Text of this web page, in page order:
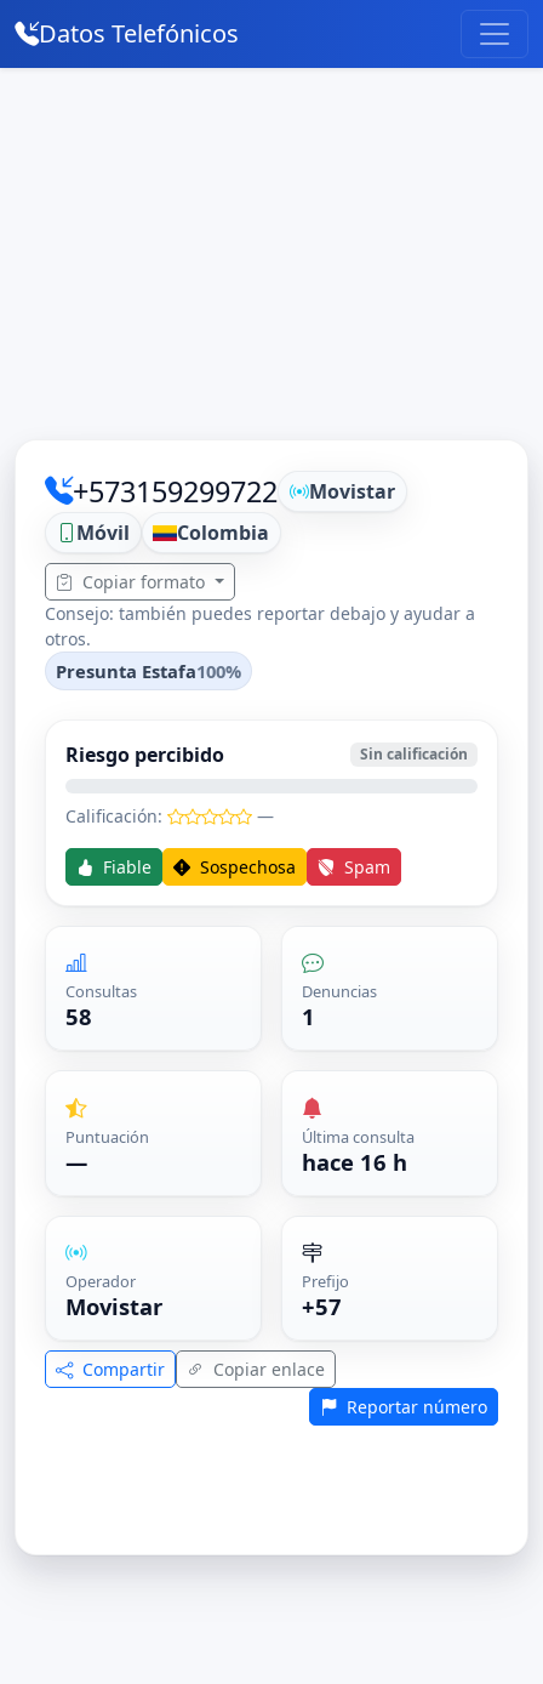
Datos Telefónicos
+573159299722
Movistar
Móvil
Colombia
Copiar formato
Consejo: también puedes reportar debajo y ayudar a
otros.
Presunta Estafa100%
Riesgo percibido Sin calificación
Calificación: —
Fiable Sospechosa Spam
Consultas
58
Denuncias
1
Puntuación
—
Última consulta
hace 16 h
Operador
Movistar
Prefijo
+57
Compartir
Copiar enlace
Reportar número